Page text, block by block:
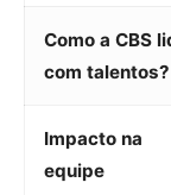
Como a CBS
com talentos?
Impacto na
equipe